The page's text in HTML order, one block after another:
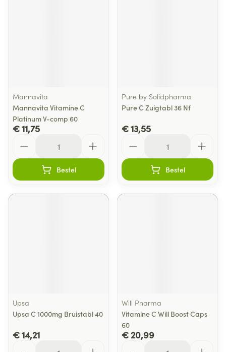
Mannavita
Mannavita Vitamine C
Platinum V-comp 60
€ 11,75
Bestel
Pure by Solidpharma
Pure C Zuigtabl 36 Nf
€ 13,55
Bestel
Upsa
Upsa C 1000mg Bruistabl 40
€ 14,21
Will Pharma
Vitamine C Will Boost Caps
60
€ 20,99